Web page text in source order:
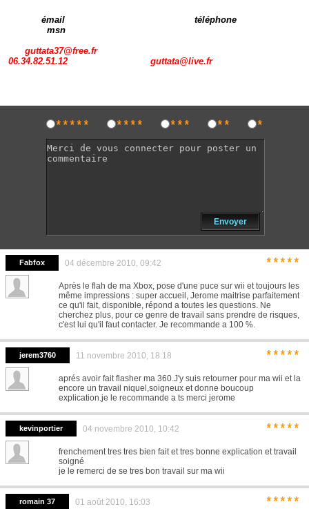
émail téléphone
msn
guttata37@free.fr
06.34.82.51.12
guttata@live.fr
***** **** *** ** *
Envoyer
Fabfox 04 décembre 2010, 09:42 *****
Après le flah de ma Xbox, pose d'une puce sur wii et toujours les
même impressions : super accueil, Jerome maitrise parfaitement
ce qu'il fait, disponible, répond a toutes les questions. Ne
cherchez plus, pour ce genre de travail sans prendre de risques,
c'est lui qu'il faut contacter. Je recommande a 100 %.
jerem3760 11 novembre 2010, 18:18 *****
aprés avoir fait flasher ma 360.J'y suis retourner pour ma wii et la
encore un travail niquel,soigneux et donne boucoup
explication.je le recommande a ts merci jerome
kevinportier 04 novembre 2010, 10:42 *****
frenchement tres tres bien fait et tres bonne explication et travail
soigné
je le remerci de se tres bon travail sur ma wii
romain 37 01 août 2010, 16:03 *****